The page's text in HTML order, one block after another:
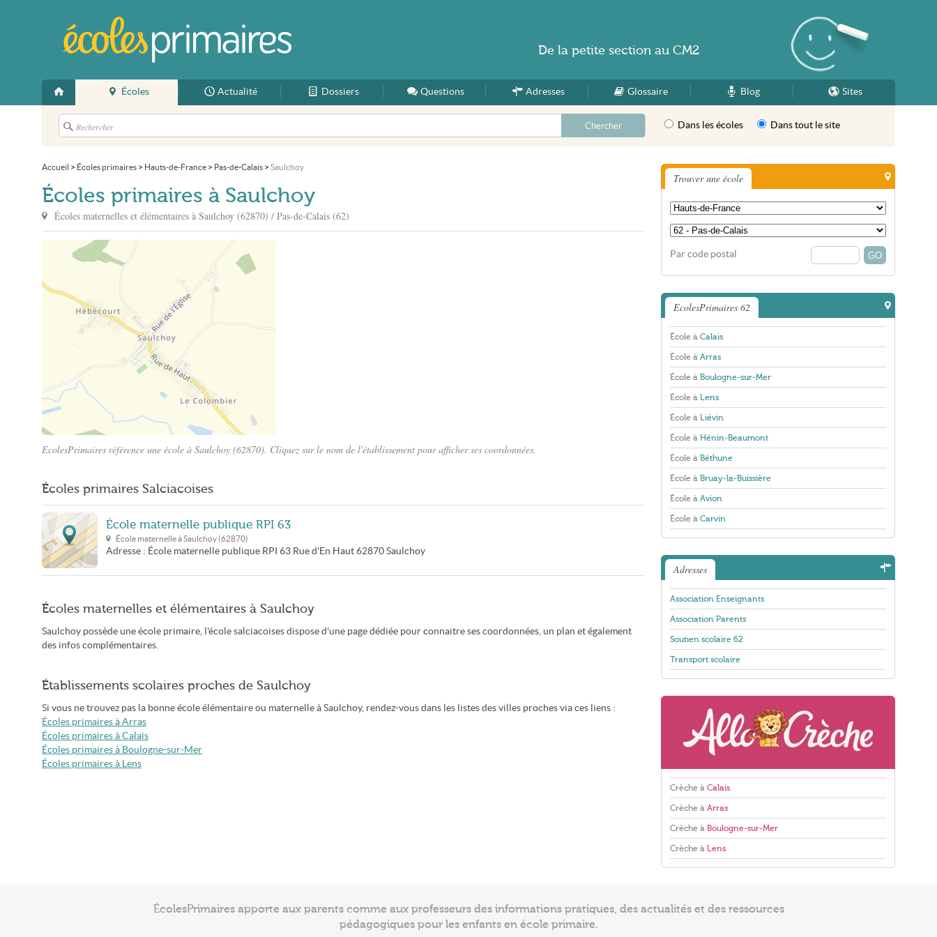
Accueil
Écoles Actualité Dossiers Questions Adresses Glossaire Blog Sites
Dans les écoles Dans tout le site
Accueil > Écoles primaires > Hauts-de-France > Pas-de-Calais > Saulchoy
Écoles primaires à Saulchoy
Écoles maternelles et élémentaires à Saulchoy (62870) / Pas-de-Calais (62)
EcolesPrimaires référence une école à Saulchoy (62870). Cliquez sur le nom de l'établissement pour afficher ses coordonnées.
Écoles primaires Salciacoises
École maternelle publique RPI 63
École maternelle àSaulchoy (62870)
Adresse : École maternelle publique RPI 63 Rue d'En Haut 62870 Saulchoy
Écoles maternelles et élémentaires à Saulchoy
Saulchoy possède une école primaire, l'école salciacoises dispose d'une page dédiée pour connaitre ses coordonnées, un plan et également
des infos complémentaires.
Établissements scolaires proches de Saulchoy
Si vous ne trouvez pas la bonne école élémentaire ou maternelle à Saulchoy, rendez-vous dans les listes des villes proches via ces liens :
Écoles primaires à Arras
Écoles primaires à Calais
Écoles primaires à Boulogne-sur-Mer
Écoles primaires à Lens
Trouver une école
Par code postal
EcolesPrimaires 62
École à Calais
École à Arras
École à Boulogne-sur-Mer
École à Lens
École à Liévin
École à Hénin-Beaumont
École à Béthune
École à Bruay-la-Buissière
École à Avion
École à Carvin
Adresses
Association Enseignants
Association Parents
Soutien scolaire 62
Transport scolaire
Crèche à Calais
Crèche à Arras
Crèche à Boulogne-sur-Mer
Crèche à Lens
De la petite section au CM2
ÉcolesPrimaires apporte aux parents comme aux professeurs des informations pratiques, des actualités et des ressources
pédagogiques pour les enfants en école primaire.